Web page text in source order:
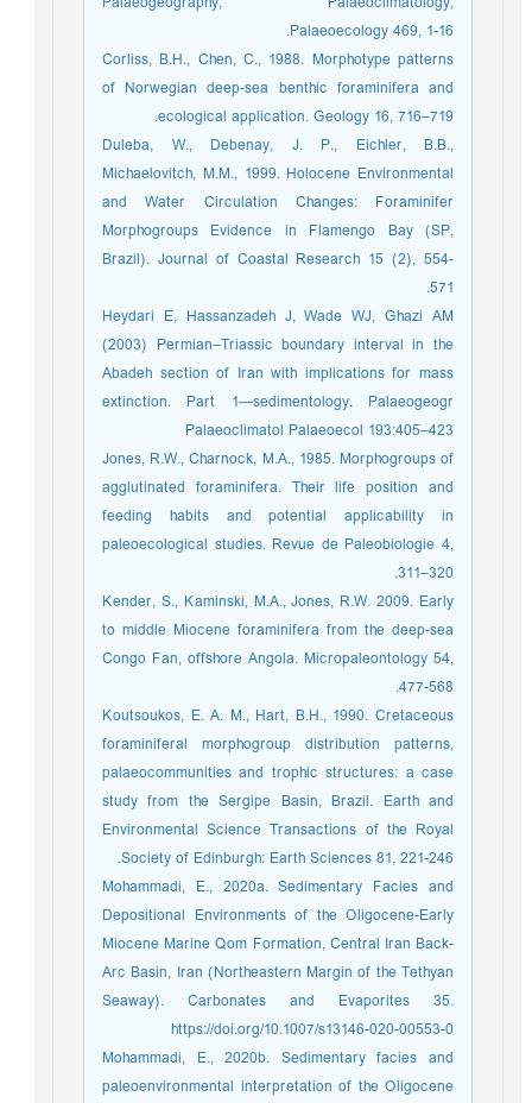
Palaeoecology 469, 1-16.
Corliss, B.H., Chen, C., 1988. Morphotype patterns
of Norwegian deep-sea benthic foraminifera and
ecological application. Geology 16, 716–719.
Duleba, W., Debenay, J. P., Eichler, B.B.,
Michaelovitch, M.M., 1999. Holocene Environmental
and Water Circulation Changes: Foraminifer
Morphogroups Evidence in Flamengo Bay (SP,
Brazil). Journal of Coastal Research 15 (2), 554-
571.
Heydari E, Hassanzadeh J, Wade WJ, Ghazi AM
(2003) Permian–Triassic boundary interval in the
Abadeh section of Iran with implications for mass
extinction. Part 1—sedimentology. Palaeogeogr
Palaeoclimatol Palaeoecol 193:405–423
Jones, R.W., Charnock, M.A., 1985. Morphogroups of
agglutinated foraminifera. Their life position and
feeding habits and potential applicability in
paleoecological studies. Revue de Paleobiologie 4,
311–320.
Kender, S., Kaminski, M.A., Jones, R.W. 2009. Early
to middle Miocene foraminifera from the deep-sea
Congo Fan, offshore Angola. Micropaleontology 54,
477-568.
Koutsoukos, E. A. M., Hart, B.H., 1990. Cretaceous
foraminiferal morphogroup distribution patterns,
palaeocommunities and trophic structures: a case
study from the Sergipe Basin, Brazil. Earth and
Environmental Science Transactions of the Royal
Society of Edinburgh: Earth Sciences 81, 221-246.
Mohammadi, E., 2020a. Sedimentary Facies and
Depositional Environments of the Oligocene-Early
Miocene Marine Qom Formation, Central Iran Back-
Arc Basin, Iran (Northeastern Margin of the Tethyan
Seaway). Carbonates and Evaporites 35.
https://doi.org/10.1007/s13146-020-00553-0
Mohammadi, E., 2020b. Sedimentary facies and
paleoenvironmental interpretation of the Oligocene